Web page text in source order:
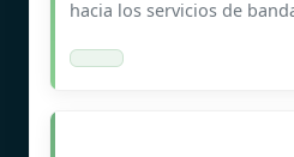
hacia los servicios de